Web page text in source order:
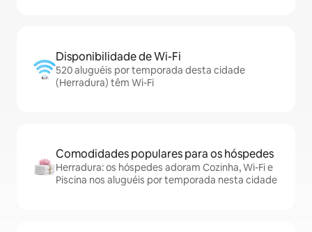
Disponibilidade de Wi-Fi
520 aluguéis por temporada desta cidade
(Herradura) têm Wi-Fi
Comodidades populares para os hóspedes
Herradura: os hóspedes adoram Cozinha, Wi-Fi e
Piscina nos aluguéis por temporada nesta cidade